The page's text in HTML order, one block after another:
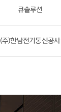
큐솔루션
(주)한남전기통신공사